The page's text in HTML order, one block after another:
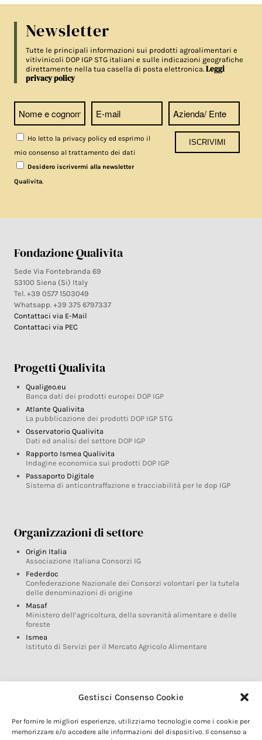
Gestisci Consenso Cookie
Per fornire le migliori esperienze, utilizziamo tecnologie come i cookie per
memorizzare e/o accedere alle informazioni del dispositivo. Il consenso a
Newsletter
Tutte le principali informazioni sui prodotti agroalimentari e
vitivinicoli DOP IGP STG italiani e sulle indicazioni geografiche
direttamente nella tua casella di posta elettronica.Leggi
privacy policy
Ho letto la privacy policy ed esprimo il
mio consenso al trattamento dei dati
Desidero iscrivermi alla newsletter
Qualivita
Fondazione Qualivita
Sede Via Fontebranda 69
53100 Siena (Si) Italy
Tel. +39 0577 1503049
Whatsapp. +39 375 6797337
Contattaci via E-Mail
Contattaci via PEC
Progetti Qualivita
Qualigeo.eu
Banca dati dei prodotti europei DOP IGP
Atlante Qualivita
La pubblicazione dei prodotti DOP IGP STG
Osservatorio Qualivita
Dati ed analisi del settore DOP IGP
Rapporto Ismea Qualivita
Indagine economica sui prodotti DOP IGP
Passaporto Digitale
Sistema di anticontraffazione e tracciabilità per le dop IGP
Organizzazioni di settore
Origin Italia
Associazione Italiana Consorzi IG
Federdoc
Confederazione Nazionale dei Consorzi volontari per la tutela
delle denominazioni di origine
Masaf
Ministero dell’agricoltura, della sovranità alimentare e delle
foreste
Ismea
Istituto di Servizi per il Mercato Agricolo Alimentare
Glossario DOP IGP
Marchi DOP IGP